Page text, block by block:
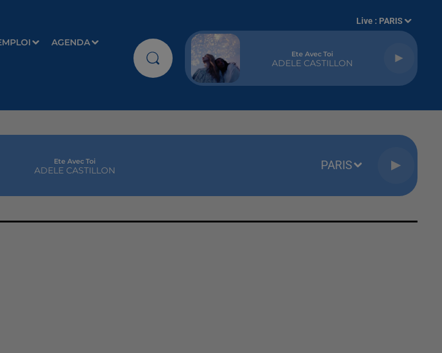
AGENDA
Live : PARIS
Ete Avec Toi
ADELE CASTILLON
Ete Avec Toi
ADELE CASTILLON PARIS